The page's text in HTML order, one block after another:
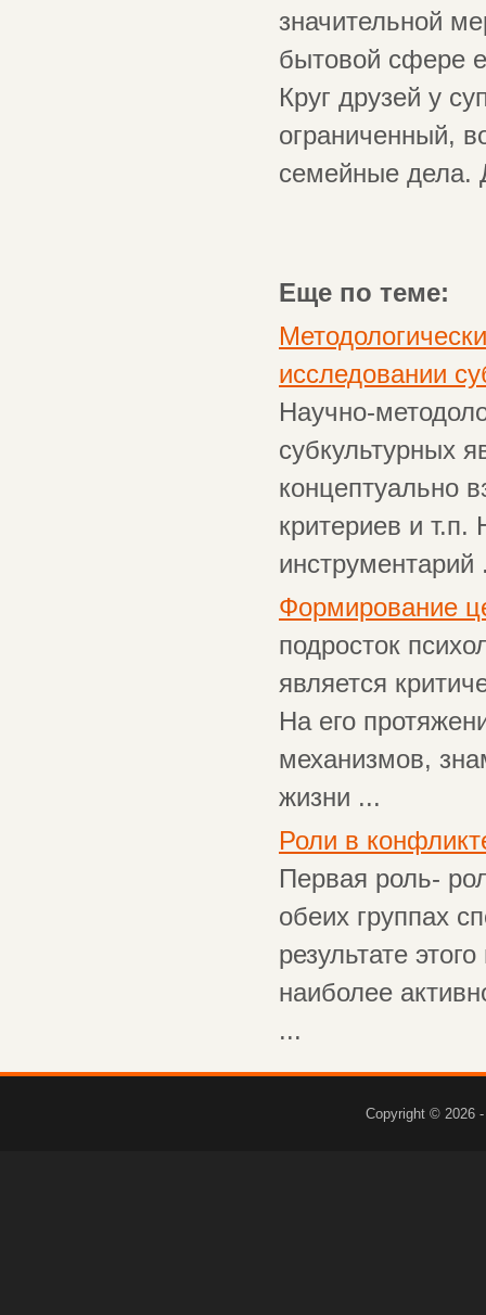
значительной
бытовой сфере
Круг друзей у
ограниченный,
семейные дела.
Еще по теме:
исследовании
Научно-
субкультурных
концептуально
критериев и
инструментарий
Формирование
подросток
является
На его
механизмов,
жизни ...
Роли в
Первая роль-
обеих группах
результате
наиболее
...
Copyright © 2026